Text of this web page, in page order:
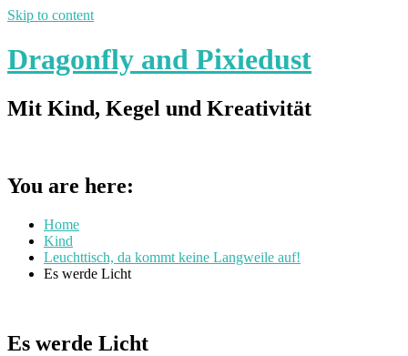
Skip to content
Dragonfly and Pixiedust
Mit Kind, Kegel und Kreativität
You are here:
Home
Kind
Leuchttisch, da kommt keine Langweile auf!
Es werde Licht
Es werde Licht